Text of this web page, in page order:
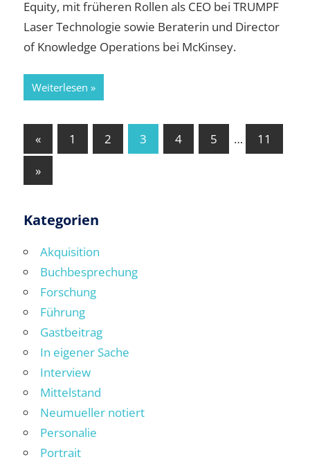
Equity, mit früheren Rollen als CEO bei TRUMPF
Laser Technologie sowie Beraterin und Director
of Knowledge Operations bei McKinsey.
Weiterlesen
Seitennummerierung
der
Beiträge
«Vorherige
Beiträge
1 2 3 4 5 …
11
Nächste
Beiträge
»
Kategorien
Akquisition
Buchbesprechung
Forschung
Führung
Gastbeitrag
In eigener Sache
Interview
Mittelstand
Neumueller notiert
Personalie
Portrait